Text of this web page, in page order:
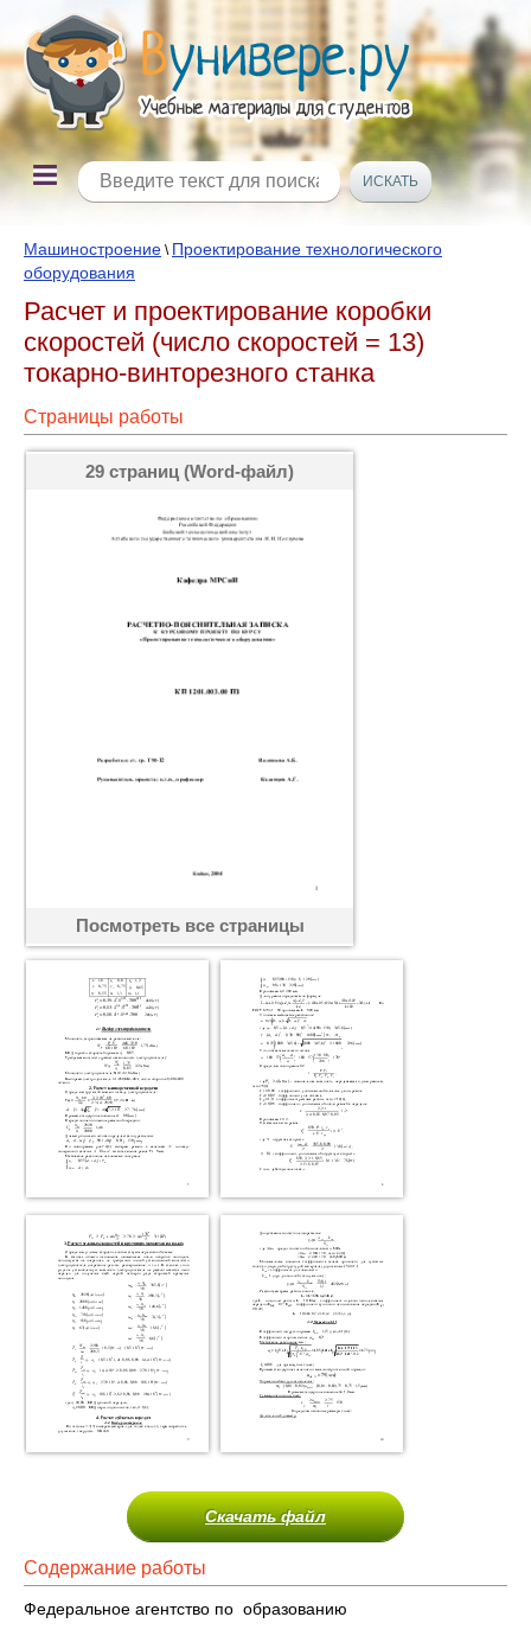
Машиностроение \ Проектирование технологического
оборудования
Расчет и проектирование коробки
скоростей (число скоростей = 13)
токарно-винторезного станка
Страницы работы
29 страниц (Word-файл)
Посмотреть все страницы
Скачать файл
Содержание работы
Федеральное агентство по образованию